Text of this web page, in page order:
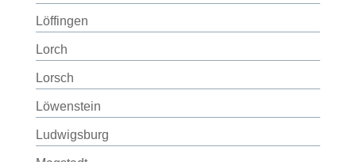
Löffingen
Lorch
Lorsch
Löwenstein
Ludwigsburg